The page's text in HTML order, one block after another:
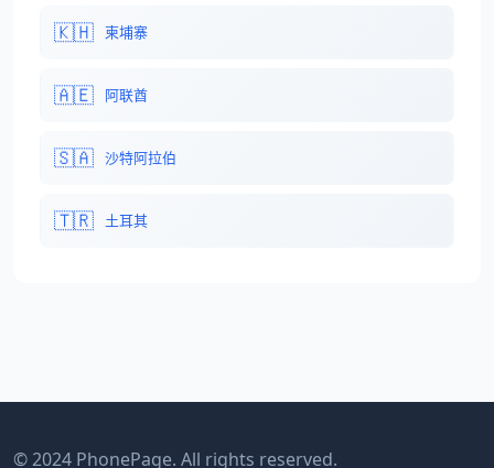
🇰🇭 柬埔寨
🇦🇪 阿联酋
🇸🇦 沙特阿拉伯
🇹🇷 土耳其
© 2024 PhonePage. All rights reserved.